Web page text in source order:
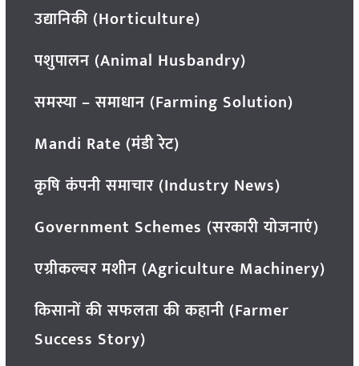
उद्यानिकी (Horticulture)
पशुपालन (Animal Husbandry)
समस्या – समाधान (Farming Solution)
Mandi Rate (मंडी रेट)
कृषि कंपनी समाचार (Industry News)
Government Schemes (सरकारी योजनाएं)
एग्रीकल्चर मशीन (Agriculture Machinery)
किसानों की सफलता की कहानी (Farmer
Success Story)